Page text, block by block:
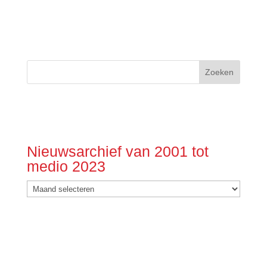
Nieuwsarchief van 2001 tot
medio 2023
Nieuwsarchief
van